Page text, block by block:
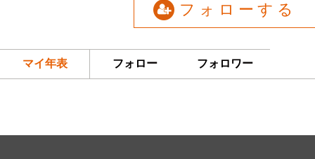
フォローする
マイ年表 フォロー フォロワー